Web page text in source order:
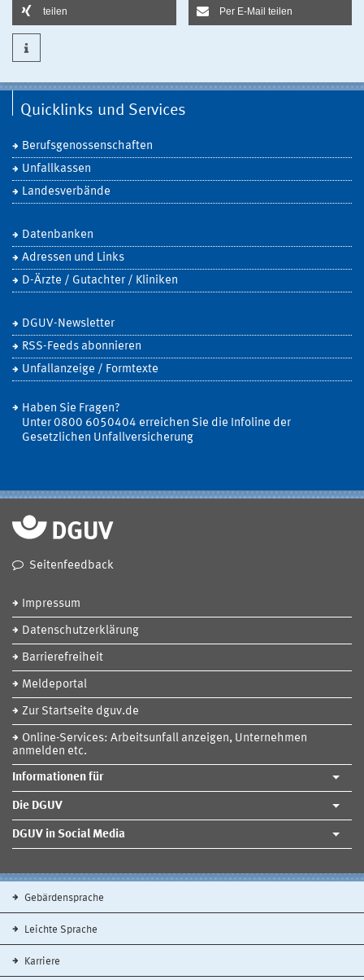
teilen Per E-Mail teilen
Quicklinks und Services
Berufsgenossenschaften
Unfallkassen
Landesverbände
Datenbanken
Adressen und Links
D-Ärzte / Gutachter / Kliniken
DGUV-Newsletter
RSS-Feeds abonnieren
Unfallanzeige / Formtexte
Haben Sie Fragen?
Unter 0800 6050404 erreichen Sie die Infoline der
Gesetzlichen Unfallversicherung
Seitenfeedback
Impressum
Datenschutzerklärung
Barrierefreiheit
Meldeportal
Zur Startseite dguv.de
Online-Services: Arbeitsunfall anzeigen, Unternehmen
anmelden etc.
Informationen für
Die DGUV
DGUV in Social Media
Gebärdensprache
Leichte Sprache
Karriere